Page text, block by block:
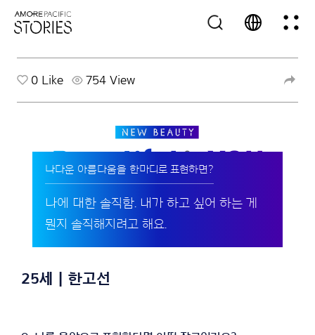
0 Like 754 View
나다운 아름다움을 한마디로 표현하면?
나에 대한 솔직함. 내가 하고 싶어 하는 게
뭔지 솔직해지려고 해요.
25세 | 한고선